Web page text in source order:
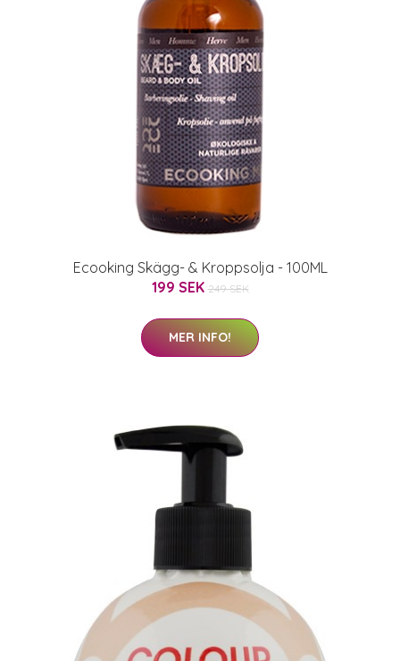
Ecooking Skägg- & Kroppsolja - 100ML
199 SEK 249 SEK
MER INFO!